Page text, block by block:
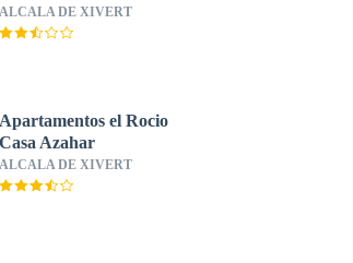
ALCALA DE XIVERT
Apartamentos el Rocio
Casa Azahar
ALCALA DE XIVERT